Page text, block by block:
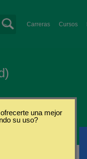
Carreras Cursos
una mejor
su uso?